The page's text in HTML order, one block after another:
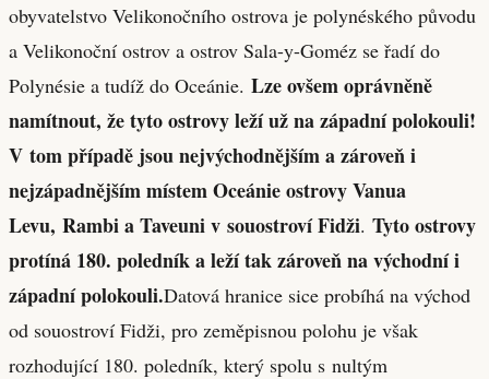
obyvatelstvo Velikonočního ostrova je polynéského původu
a Velikonoční ostrov a ostrov Sala-y-Goméz se řadí do
Polynésie a tudíž do Oceánie. Lze ovšem oprávněně
namítnout, že tyto ostrovy leží už na západní polokouli!
V tom případě jsou nejvýchodnějším a zároveň i
nejzápadnějším místem Oceánie ostrovy Vanua
Levu, Rambi a Taveuni v souostroví Fidži. Tyto ostrovy
protíná 180. poledník a leží tak zároveň na východní i
západní polokouli.Datová hranice sice probíhá na východ
od souostroví Fidži, pro zeměpisnou polohu je však
rozhodující 180. poledník, který spolu s nultým